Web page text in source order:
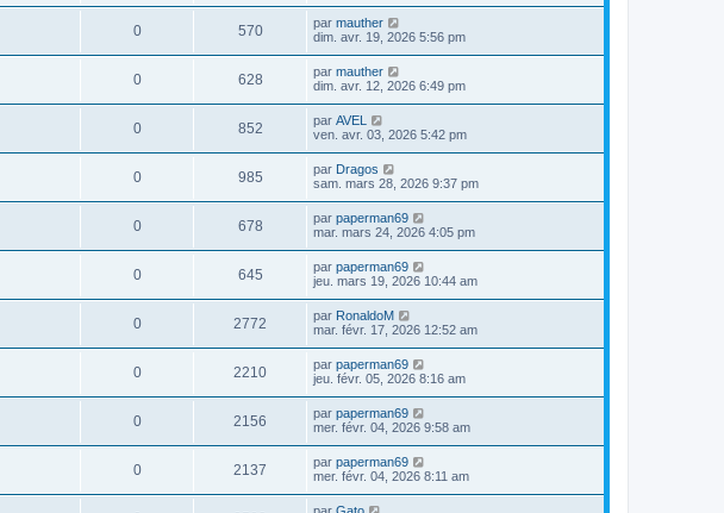
0 570 par mauther
dim. avr. 19, 2026 5:56 pm
0 628 par mauther
dim. avr. 12, 2026 6:49 pm
0 852 par AVEL
ven. avr. 03, 2026 5:42 pm
0 985 par Dragos
sam. mars 28, 2026 9:37 pm
0 678 par paperman69
mar. mars 24, 2026 4:05 pm
0 645 par paperman69
jeu. mars 19, 2026 10:44 am
0 2772 par RonaldoM
mar. févr. 17, 2026 12:52 am
0 2210 par paperman69
jeu. févr. 05, 2026 8:16 am
0 2156 par paperman69
mer. févr. 04, 2026 9:58 am
0 2137 par paperman69
mer. févr. 04, 2026 8:11 am
par Gato